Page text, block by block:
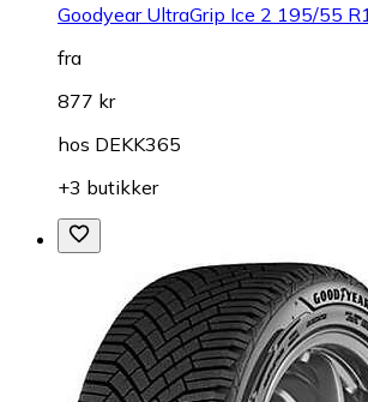
Goodyear UltraGrip Ice 2 195/55
fra
877 kr
hos DEKK365
+3 butikker